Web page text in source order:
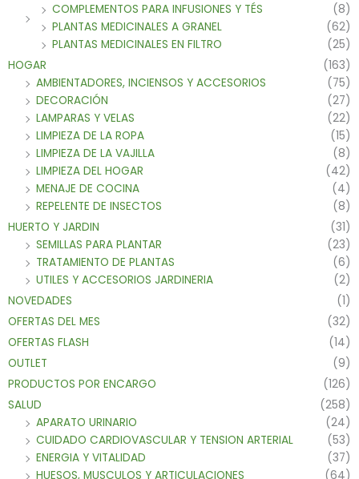
COMPLEMENTOS PARA INFUSIONES Y TÉS
(8)
PLANTAS MEDICINALES A GRANEL
(62)
PLANTAS MEDICINALES EN FILTRO
(25)
HOGAR
(163)
AMBIENTADORES, INCIENSOS Y ACCESORIOS
(75)
DECORACIÓN
(27)
LAMPARAS Y VELAS
(22)
LIMPIEZA DE LA ROPA
(15)
LIMPIEZA DE LA VAJILLA
(8)
LIMPIEZA DEL HOGAR
(42)
MENAJE DE COCINA
(4)
REPELENTE DE INSECTOS
(8)
HUERTO Y JARDIN
(31)
SEMILLAS PARA PLANTAR
(23)
TRATAMIENTO DE PLANTAS
(6)
UTILES Y ACCESORIOS JARDINERIA
(2)
NOVEDADES
(1)
OFERTAS DEL MES
(32)
OFERTAS FLASH
(14)
OUTLET
(9)
PRODUCTOS POR ENCARGO
(126)
SALUD
(258)
APARATO URINARIO
(24)
CUIDADO CARDIOVASCULAR Y TENSION ARTERIAL
(53)
ENERGIA Y VITALIDAD
(37)
HUESOS, MUSCULOS Y ARTICULACIONES
(64)